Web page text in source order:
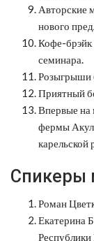
Авторские
нового
Кофе-брэйк
семинара.
Розыгрыши
Приятный
Впервые на
фермы
Спикеры
Роман
Екатерина